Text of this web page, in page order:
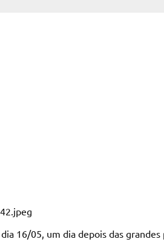
16/05, um dia depois das